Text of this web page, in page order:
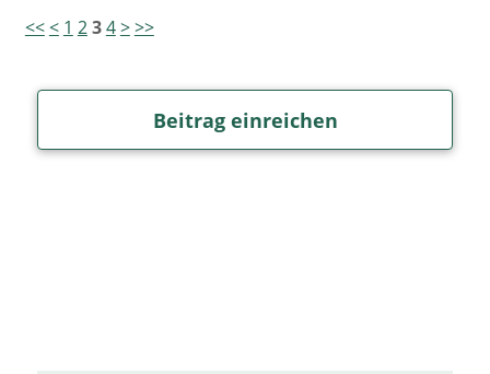
<<< 1 234>>>
Beitrag einreichen